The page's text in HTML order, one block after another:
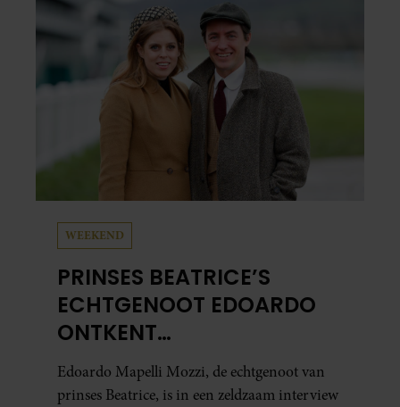
WEEKEND
PRINSES BEATRICE’S
ECHTGENOOT EDOARDO
ONTKENT
HUWELIJKSPROBLEMEN
Edoardo Mapelli Mozzi, de echtgenoot van
prinses Beatrice, is in een zeldzaam interview